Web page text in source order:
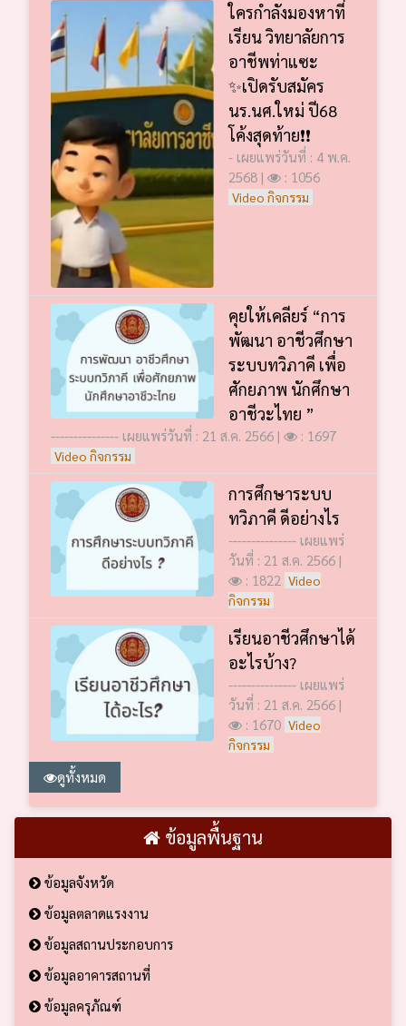
ใครกำลังมองหาที่
เรียน วิทยาลัยการ
อาชีพท่าแซะ
✨เปิดรับสมัคร
นร.นศ.ใหม่ ปี68
โค้งสุดท้าย❗️❗️
- เผยแพร่วันที่ : 4 พ.ค.
2568 |
: 1056
Video กิจกรรม
คุยให้เคลียร์ “การ
พัฒนา อาชีวศึกษา
ระบบทวิภาคี เพื่อ
ศักยภาพ นักศึกษา
อาชีวะไทย ”
--------------- เผยแพร่วันที่ : 21 ส.ค. 2566 | : 1697
Video กิจกรรม
การศึกษาระบบ
ทวิภาคี ดีอย่างไร
--------------- เผยแพร่
วันที่ : 21 ส.ค. 2566 |
: 1822 Video
กิจกรรม
เรียนอาชีวศึกษาได้
อะไรบ้าง?
--------------- เผยแพร่
วันที่ : 21 ส.ค. 2566 |
: 1670 Video
กิจกรรม
ดูทั้งหมด
ข้อมูลพื้นฐาน
ข้อมูลจังหวัด
ข้อมูลตลาดแรงงาน
ข้อมูลสถานประกอบการ
ข้อมูลอาคารสถานที่
ข้อมูลครุภัณฑ์